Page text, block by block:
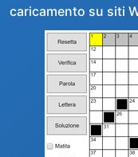
caricamento su siti